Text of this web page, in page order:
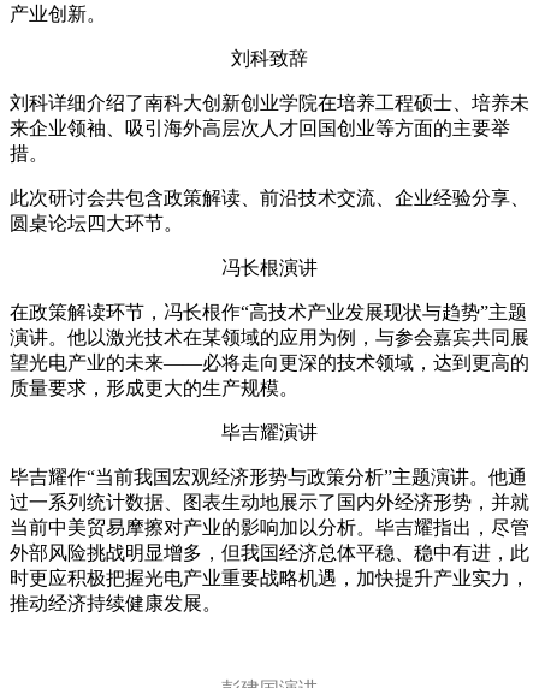
产业创新。
刘科致辞
刘科详细介绍了南科大创新创业学院在培养工程硕士、培养未
来企业领袖、吸引海外高层次人才回国创业等方面的主要举
措。
此次研讨会共包含政策解读、前沿技术交流、企业经验分享、
圆桌论坛四大环节。
冯长根演讲
在政策解读环节，冯长根作“高技术产业发展现状与趋势”主题
演讲。他以激光技术在某领域的应用为例，与参会嘉宾共同展
望光电产业的未来——必将走向更深的技术领域，达到更高的
质量要求，形成更大的生产规模。
毕吉耀演讲
毕吉耀作“当前我国宏观经济形势与政策分析”主题演讲。他通
过一系列统计数据、图表生动地展示了国内外经济形势，并就
当前中美贸易摩擦对产业的影响加以分析。毕吉耀指出，尽管
外部风险挑战明显增多，但我国经济总体平稳、稳中有进，此
时更应积极把握光电产业重要战略机遇，加快提升产业实力，
推动经济持续健康发展。